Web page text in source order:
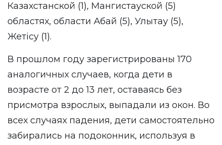
Казахстанской (1), Мангистауской (5)
областях, области Абай (5), Улытау (5),
Жетісу (1).
В прошлом году зарегистрированы 170
аналогичных случаев, когда дети в
возрасте от 2 до 13 лет, оставаясь без
присмотра взрослых, выпадали из окон. Во
всех случаях падения, дети самостоятельно
забирались на подоконник, используя в